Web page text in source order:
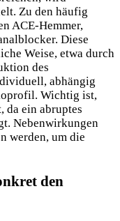
Zu den häufig
ACE-Hemmer,
Diese
Weise, etwa durch
des
abhängig
Wichtig ist,
da ein abruptes
Nebenwirkungen
werden, um die
den